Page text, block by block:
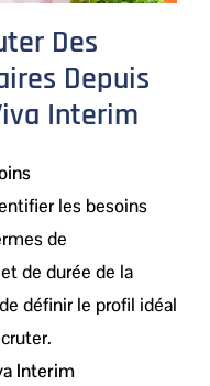
Des
Depuis
Interim
les besoins
de
de durée de la
définir le profil idéal
Interim